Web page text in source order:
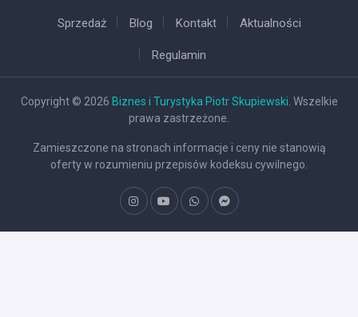
Sprzedaż Blog Kontakt Aktualności
Regulamin
Copyright © 2026 Biznes i Turystyka Piotr Skupiewski . Wszelkie
prawa zastrzeżone.
Zamieszczone na stronach informacje i ceny nie stanowią
oferty w rozumieniu przepisów kodeksu cywilnego.